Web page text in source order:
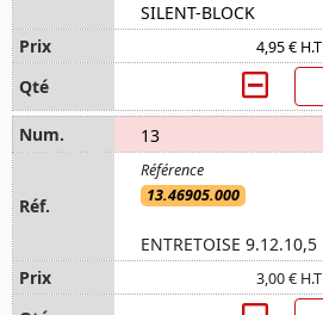
SILENT-BLOCK
4,95 € H.T
13
13.46905.000
ENTRETOISE 9.12.10,5
3,00 € H.T